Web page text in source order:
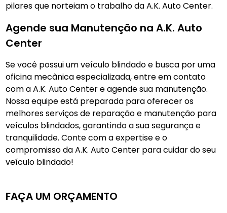
pilares que norteiam o trabalho da A.K. Auto Center.
Agende sua Manutenção na A.K. Auto
Center
Se você possui um veículo blindado e busca por uma
oficina mecânica especializada, entre em contato
com a A.K. Auto Center e agende sua manutenção.
Nossa equipe está preparada para oferecer os
melhores serviços de reparação e manutenção para
veículos blindados, garantindo a sua segurança e
tranquilidade. Conte com a expertise e o
compromisso da A.K. Auto Center para cuidar do seu
veículo blindado!
FAÇA UM ORÇAMENTO